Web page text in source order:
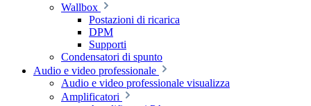
Wallbox
Postazioni di ricarica
DPM
Supporti
Condensatori di spunto
Audio e video professionale
Audio e video professionale visualizza
Amplificatori